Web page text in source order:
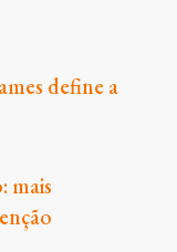
define a
mais